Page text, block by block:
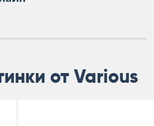
от Various